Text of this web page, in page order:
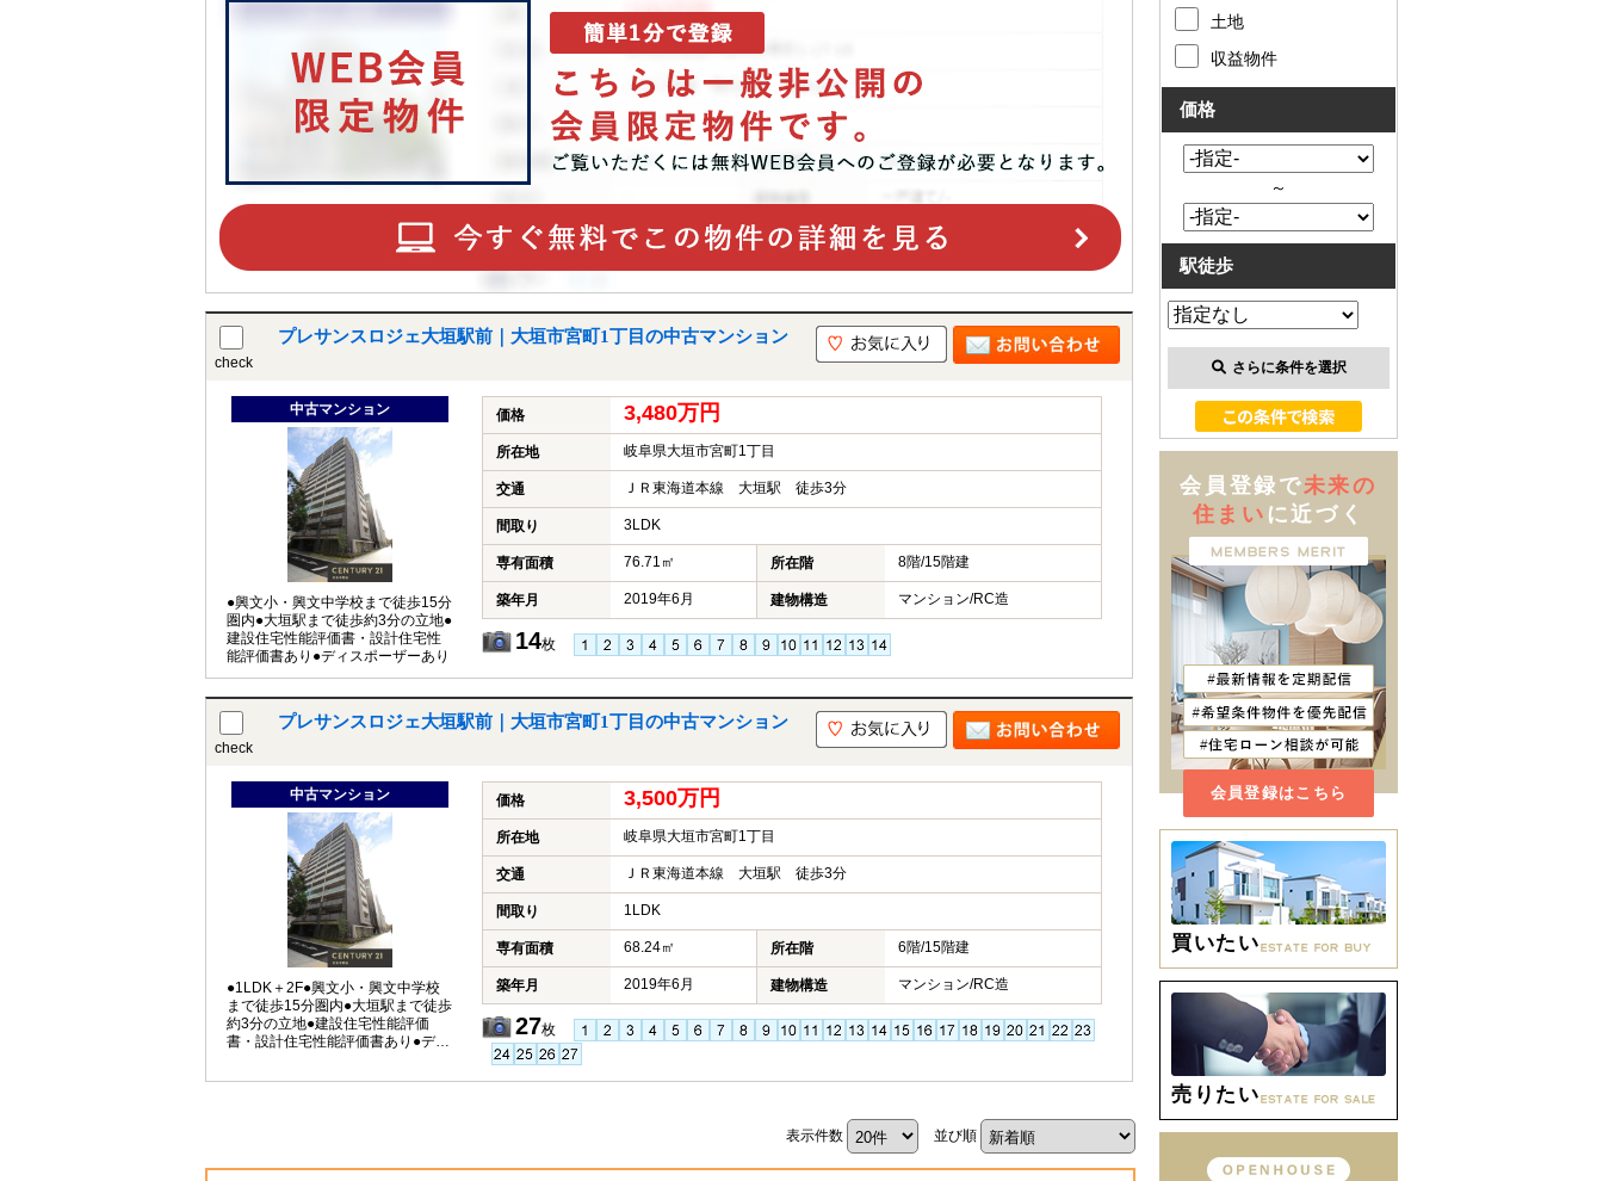
check
プレサンスロジェ大垣駅前｜大垣市宮町1丁目の中古マンション
中古マンション
●興文小・興文中学校まで徒歩15分
圏内●大垣駅まで徒歩約3分の立地●
建設住宅性能評価書・設計住宅性
能評価書あり●ディスポーザーあり
価格 3,480万円
所在地 岐阜県大垣市宮町1丁目
交通 ＪＲ東海道本線 大垣駅 徒歩3分
間取り 3LDK
専有面積 76.71㎡ 所在階 8階/15階建
築年月 2019年6月 建物構造 マンション/RC造
14枚
check
プレサンスロジェ大垣駅前｜大垣市宮町1丁目の中古マンション
中古マンション
●1LDK＋2F●興文小・興文中学校
まで徒歩15分圏内●大垣駅まで徒歩
約3分の立地●建設住宅性能評価
書・設計住宅性能評価書あり●ディ
価格 3,500万円
所在地 岐阜県大垣市宮町1丁目
交通 ＪＲ東海道本線 大垣駅 徒歩3分
間取り 1LDK
専有面積 68.24㎡ 所在階 6階/15階建
築年月 2019年6月 建物構造 マンション/RC造
27枚
表示件数 並び順
土地
収益物件
価格
～
駅徒歩
さらに条件を選択
会員登録で未来の
住まい に近づく
会員登録はこちら
買いたい
売りたい